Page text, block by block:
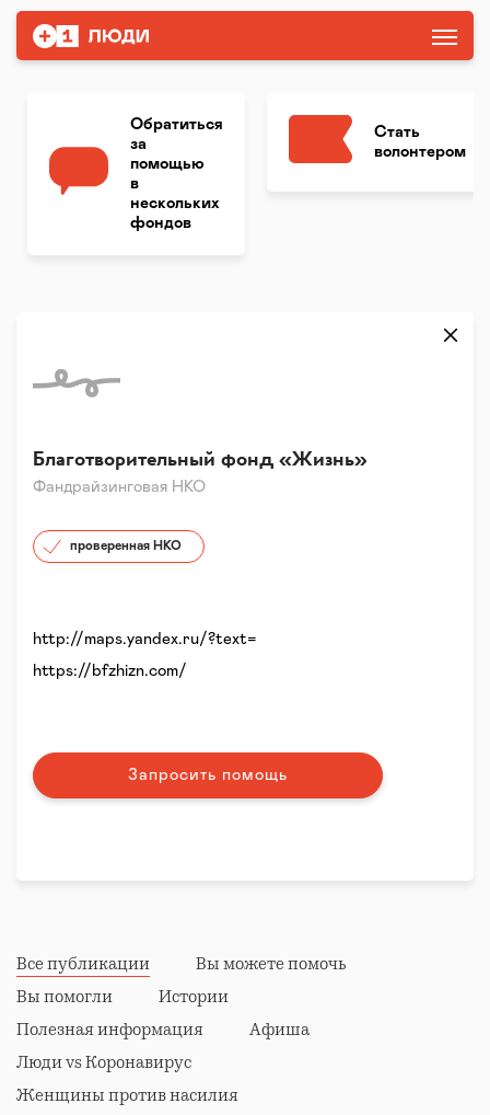
Обратиться
за
помощью
в
нескольких
фондов
Стать
волонтером
Фандрайзинговая НКО
Благотворительный фонд «Жизнь»
проверенная НКО
http://maps.yandex.ru/?text=
https://bfzhizn.com/
Запросить помощь
Все публикации
Вы можете помочь
Вы помогли
Истории
Полезная информация
Афиша
Люди vs Коронавирус
Женщины против насилия